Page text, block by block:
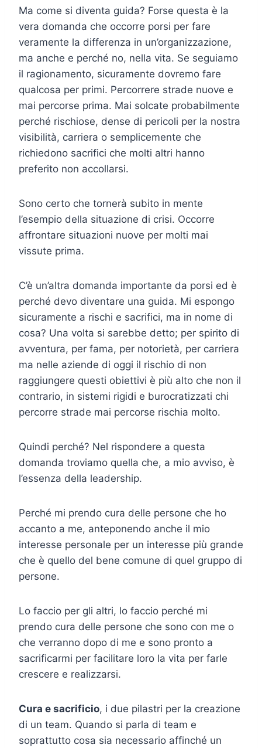
Ma come si diventa guida? Forse questa è la
vera domanda che occorre porsi per fare
veramente la differenza in un’organizzazione,
ma anche e perché no, nella vita. Se seguiamo
il ragionamento, sicuramente dovremo fare
qualcosa per primi. Percorrere strade nuove e
mai percorse prima. Mai solcate probabilmente
perché rischiose, dense di pericoli per la nostra
visibilità, carriera o semplicemente che
richiedono sacrifici che molti altri hanno
preferito non accollarsi.
Sono certo che tornerà subito in mente
l’esempio della situazione di crisi. Occorre
affrontare situazioni nuove per molti mai
vissute prima.
C’è un’altra domanda importante da porsi ed è
perché devo diventare una guida. Mi espongo
sicuramente a rischi e sacrifici, ma in nome di
cosa? Una volta si sarebbe detto; per spirito di
avventura, per fama, per notorietà, per carriera
ma nelle aziende di oggi il rischio di non
raggiungere questi obiettivi è più alto che non il
contrario, in sistemi rigidi e burocratizzati chi
percorre strade mai percorse rischia molto.
Quindi perché? Nel rispondere a questa
domanda troviamo quella che, a mio avviso, è
l’essenza della leadership.
Perché mi prendo cura delle persone che ho
accanto a me, anteponendo anche il mio
interesse personale per un interesse più grande
che è quello del bene comune di quel gruppo di
persone.
Lo faccio per gli altri, lo faccio perché mi
prendo cura delle persone che sono con me o
che verranno dopo di me e sono pronto a
sacrificarmi per facilitare loro la vita per farle
crescere e realizzarsi.
Cura e sacrificio, i due pilastri per la creazione
di un team. Quando si parla di team e
soprattutto cosa sia necessario affinché un